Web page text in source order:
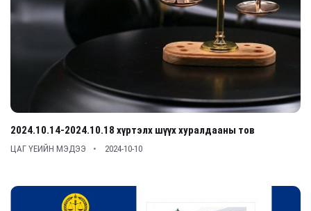
2024.10.14-2024.10.18 хүртэлх шүүх хуралдааны тов
ЦАГ ҮЕИЙН МЭДЭЭ 2024-10-10